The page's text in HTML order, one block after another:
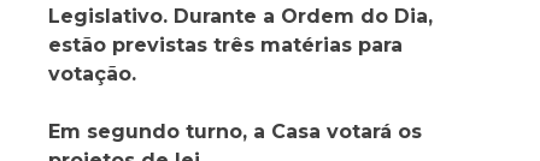
Legislativo. Durante a Ordem do Dia,
estão previstas três matérias para
votação.
Em segundo turno, a Casa votará os